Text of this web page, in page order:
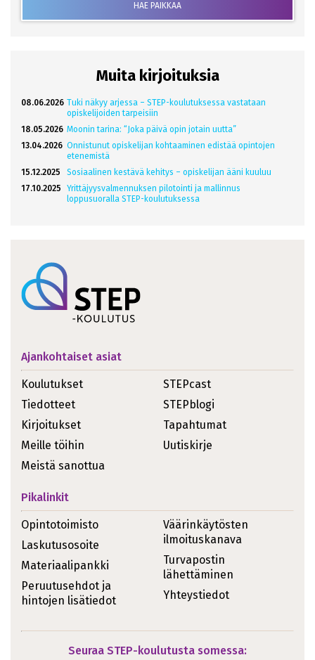
HAE PAIKKAA
Muita kirjoituksia
08.06.2026 Tuki näkyy arjessa – STEP-koulutuksessa vastataan
opiskelijoiden tarpeisiin
18.05.2026 Moonin tarina: “Joka päivä opin jotain uutta”
13.04.2026 Onnistunut opiskelijan kohtaaminen edistää opintojen
etenemistä
15.12.2025
Sosiaalinen kestävä kehitys – opiskelijan ääni kuuluu
17.10.2025
Yrittäjyysvalmennuksen pilotointi ja mallinnus
loppusuoralla STEP-koulutuksessa
Ajankohtaiset asiat
Koulutukset
Tiedotteet
Kirjoitukset
Meille töihin
Meistä sanottua
STEPcast
STEPblogi
Tapahtumat
Uutiskirje
Pikalinkit
Opintotoimisto
Laskutusosoite
Materiaalipankki
Peruutusehdot ja
hintojen lisätiedot
Väärinkäytösten
ilmoituskanava
Turvapostin
lähettäminen
Yhteystiedot
Seuraa STEP-koulutusta somessa: